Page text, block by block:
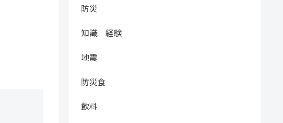
防災
知識 経験
地震
防災食
飲料